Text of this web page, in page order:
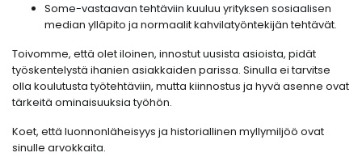
Some-vastaavan tehtäviin kuuluu yrityksen sosiaalisen
median ylläpito ja normaalit kahvilatyöntekijän tehtävät.
Toivomme, että olet iloinen, innostut uusista asioista, pidät
työskentelystä ihanien asiakkaiden parissa. Sinulla ei tarvitse
olla koulutusta työtehtäviin, mutta kiinnostus ja hyvä asenne ovat
tärkeitä ominaisuuksia työhön.
Koet, että luonnonläheisyys ja historiallinen myllymiljöö ovat
sinulle arvokkaita.